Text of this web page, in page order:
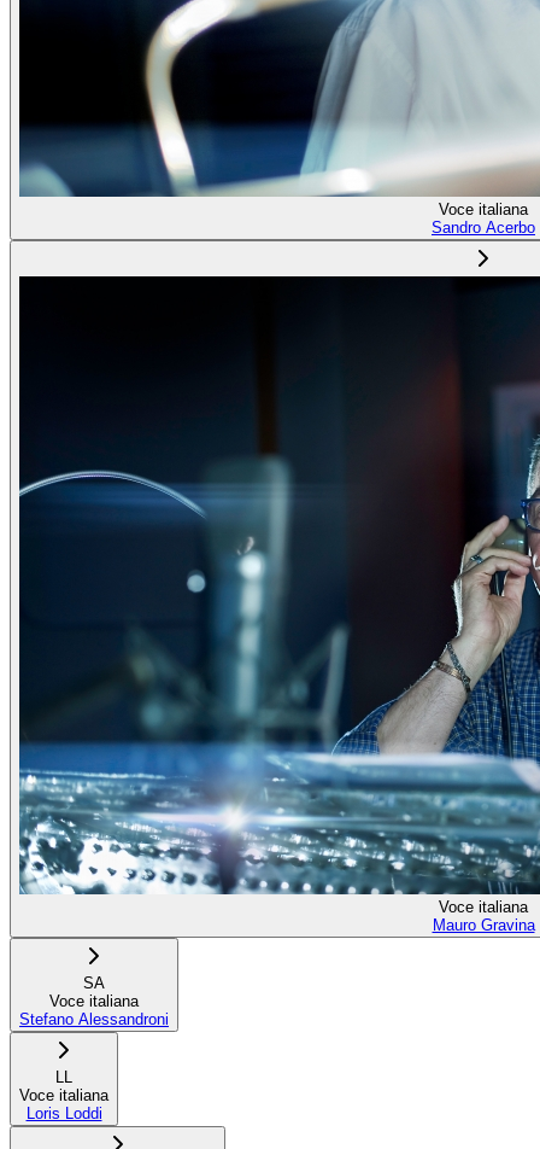
Voce italiana
Sandro Acerbo
Voce italiana
Mauro Gravina
SA
Voce italiana
Stefano Alessandroni
LL
Voce italiana
Loris Loddi